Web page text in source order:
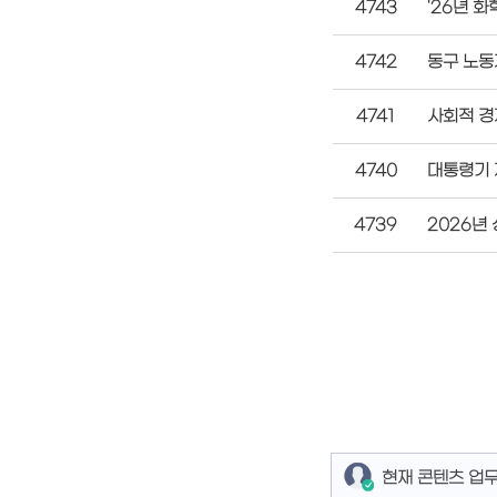
4743 '26년 화
4742 동구 노
4741 사회적
4740 대통령기
4739 2026년
현재 콘텐츠 업